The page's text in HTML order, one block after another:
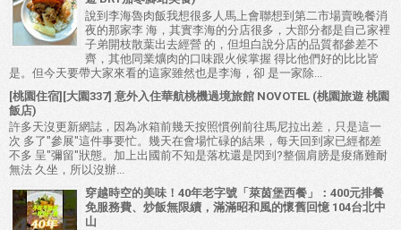
說到李海魯肉飯我想很多人馬上會聯想到第二市場賣晚餐消
夜的那家李 海，其實李海的分店很多，大部分都是自己家裡
子弟開枝散葉出去經營 的，但坦白說分店的品質都參差不
齊，其他同業爌肉的口味跟火候掌握 得比他們好的比比皆
是。但今天要帶大家來看的這家雖然也是李海，卻 是一家除...
[桃園住宿][大園337] 意外入住華航桃機過境旅館 NOVOTEL (桃園旅遊 桃園
飯店)
許多天沒更新網誌，因為冰箱前幾天按照慣例前往馬尼拉出差，只是這一
次 多了"參展"這件事要忙。幾天在會場忙碌的結果，每天回到家已經都差
不多 呈"彌留"狀態。加上出國前不知是落枕還是閃到?整個肩膀是痠痛難耐
無法 久坐，所以沒辦...
穿越時空的美味！40年老字號「萊茵堡西餐」：400元排餐
免服務費、炒飯無限續，滿滿昭和風的懷舊回憶 104台北中
山